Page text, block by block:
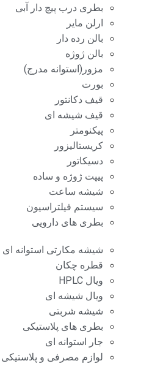
بطری درب پیچ دار آبی
ارلن مایر
بالن رده دار
بالن ژوژه
مزور(استوانه مدرج)
بورت
قیف دکانتور
قیف شیشه ای
پیکنومتر
کریستالیزور
دسیکاتور
پیپت ژوژه و ساده
شیشه ساعت
سیستم فیلتراسیون
بطری های دارویی
شیشه مکارتی استوانه ای
قطره چکان
ویال HPLC
ویال شیشه ای
شیشه شربتی
بطری های پلاستیکی
جار استوانه ای
لوازم مصرفی و پلاستیکی